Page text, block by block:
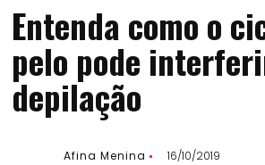
Entenda como o
pelo pode
depilação
Afina Menina 16/10/2019